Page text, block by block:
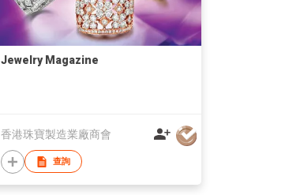
Jewelry Magazine
香港珠寶製造業廠商會
查詢